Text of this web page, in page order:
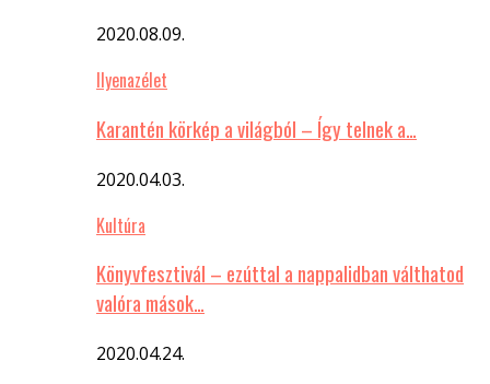
2020.08.09.
Ilyenazélet
Karantén körkép a világból – Így telnek a…
2020.04.03.
Kultúra
Könyvfesztivál – ezúttal a nappalidban válthatod
valóra mások…
2020.04.24.